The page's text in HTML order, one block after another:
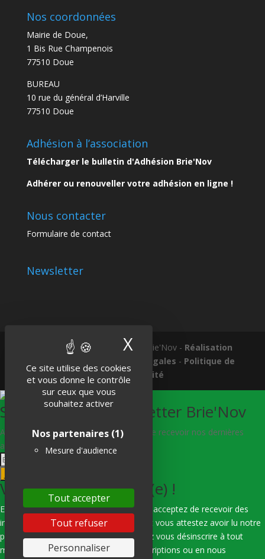
Ce site utilise des cookies
et vous donne le contrôle
sur ceux que vous
souhaitez activer
Nos partenaires (1)
Mesure d'audience
Tout accepter
Tout refuser
Personnaliser
X Masquer le
Nos coordonnées
Mairie de Doue,
1 Bis Rue Champenois
77510 Doue
BUREAU
10 rue du général d’Harville
77510 Doue
Adhésion à l’association
Télécharger le bulletin d'Adhésion Brie'Nov
Adhérer ou renouveller votre adhésion en ligne !
Nous contacter
Formulaire de contact
Newsletter
Tous droits réservés © 2018 Brie'Nov - Réalisation
Mentions légales - Politique de
confidentialité
S'abonner à la Newsletter Brie'Nov
Abonnez-vous à notre newsletter afin de recevoir nos dernières
actualités.
Vous êtes bien inscrit(e) !
En indiquant votre adresse e-mail, vous acceptez de recevoir des
informations de notre part via e-mail, et vous attestez avoir lu notre
politique de confidentialité. Vous pouvez vous désinscrire à tout
moment en utilisant les liens de désinscriptions ou en nous